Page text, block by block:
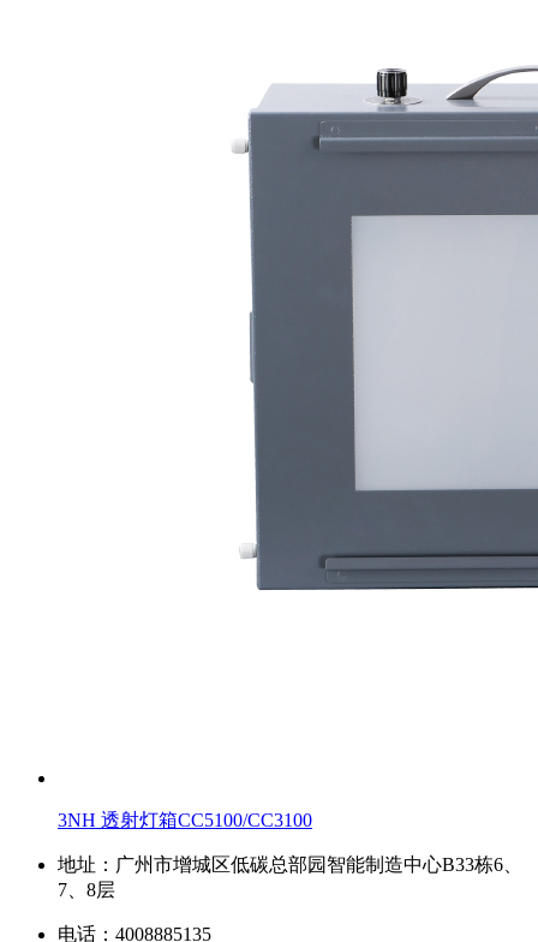
3NH 透射灯箱CC5100/CC3100
地址：广州市增城区低碳总部园智能制造中心B33栋6、
7、8层
电话：4008885135